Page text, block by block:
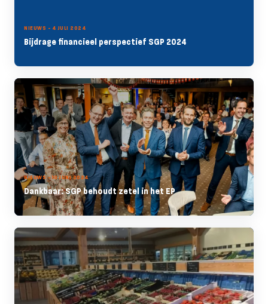
NIEUWS - 4 JULI 2024
Bijdrage financieel perspectief SGP 2024
NIEUWS - 10 JUNI 2024
Dankbaar: SGP behoudt zetel in het EP